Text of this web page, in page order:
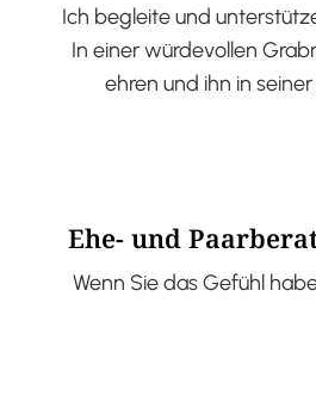
Ich begleite und
In einer würdevollen
ehren und ihn in
Ehe- und
Wenn Sie das Gefühl